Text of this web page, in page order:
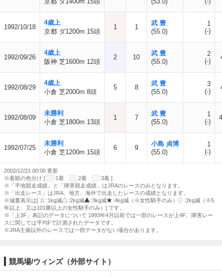
1992/10/18
4歳上
京都 ダ1200m 15頭
1 1
武 豊
(55.0)
1
(-)
1992/09/26
4歳上
阪神 芝1600m 12頭
2 10
武 豊
(55.0)
2
(-)
1992/08/29
4歳上
小倉 芝2000m 8頭
5 8
武 豊
(55.0)
3
(-)
1992/08/09
未勝利
小倉 芝1800m 13頭
1 7
武 豊
(55.0)
1
(-)
1992/07/25
未勝利
小倉 芝1200m 15頭
6 9
小島 貞博
(55.0)
1
(-)
2002/12/21 00:00 更新
※着順の色分け [
:1着 :2着
:3着 ]
※「平地競走成績」と「障害競走成績」はJRAのレースのみとなります。
※「出走レース」はJRA、地方、海外で出走したレースの成績となります。
※減量表示は[
:1kg減 :2kg減 :3kg減 :4kg減（※女性騎手のみ）
:2kg減（※5
年以上、又は101勝以上の女性騎手のみ）] です。
※「上3F」表記のデータについて 1993年4月以前では一部のレースが上4F、障害レー
スに関しては平均Fで計測されたデータです。
※JRA主催以外のレースでは一部データがない場合があります。
競馬場/ウィンズ（外部サイト）